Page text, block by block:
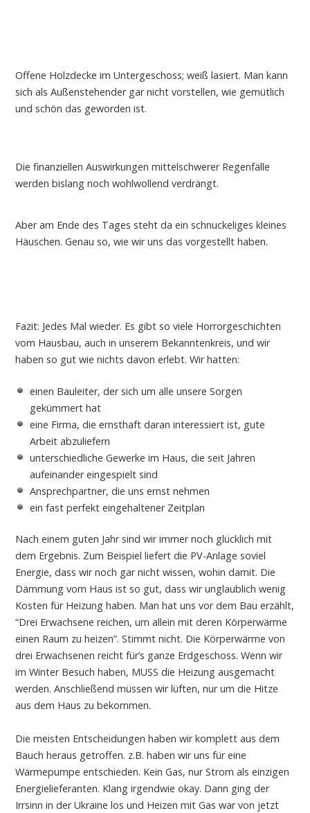
Offene Holzdecke im Untergeschoss; weiß lasiert. Man kann
sich als Außenstehender gar nicht vorstellen, wie gemütlich
und schön das geworden ist.
Die finanziellen Auswirkungen mittelschwerer Regenfälle
werden bislang noch wohlwollend verdrängt.
Aber am Ende des Tages steht da ein schnuckeliges kleines
Häuschen. Genau so, wie wir uns das vorgestellt haben.
Fazit: Jedes Mal wieder. Es gibt so viele Horrorgeschichten
vom Hausbau, auch in unserem Bekanntenkreis, und wir
haben so gut wie nichts davon erlebt. Wir hatten:
einen Bauleiter, der sich um alle unsere Sorgen
gekümmert hat
eine Firma, die ernsthaft daran interessiert ist, gute
Arbeit abzuliefern
unterschiedliche Gewerke im Haus, die seit Jahren
aufeinander eingespielt sind
Ansprechpartner, die uns ernst nehmen
ein fast perfekt eingehaltener Zeitplan
Nach einem guten Jahr sind wir immer noch glücklich mit
dem Ergebnis. Zum Beispiel liefert die PV-Anlage soviel
Energie, dass wir noch gar nicht wissen, wohin damit. Die
Dämmung vom Haus ist so gut, dass wir unglaublich wenig
Kosten für Heizung haben. Man hat uns vor dem Bau erzählt,
“Drei Erwachsene reichen, um allein mit deren Körperwärme
einen Raum zu heizen”. Stimmt nicht. Die Körperwärme von
drei Erwachsenen reicht für’s ganze Erdgeschoss. Wenn wir
im Winter Besuch haben, MUSS die Heizung ausgemacht
werden. Anschließend müssen wir lüften, nur um die Hitze
aus dem Haus zu bekommen.
Die meisten Entscheidungen haben wir komplett aus dem
Bauch heraus getroffen. z.B. haben wir uns für eine
Wärmepumpe entschieden. Kein Gas, nur Strom als einzigen
Energielieferanten. Klang irgendwie okay. Dann ging der
Irrsinn in der Ukraine los und Heizen mit Gas war von jetzt